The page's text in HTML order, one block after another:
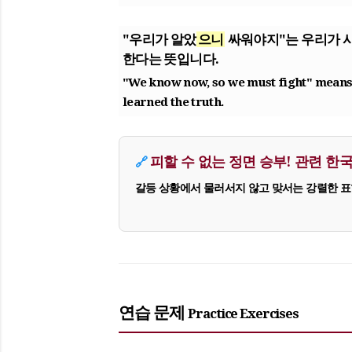
"우리가 알았으니 싸워야지"는 우리가
한다는 뜻입니다.
"We know now,so we must fight"
learned the truth.
🔗 피할 수 없는 정면 승부! 관련
갈등 상황에서 물러서지 않고 맞서는 강렬한
연습 문제 Practice Exercises